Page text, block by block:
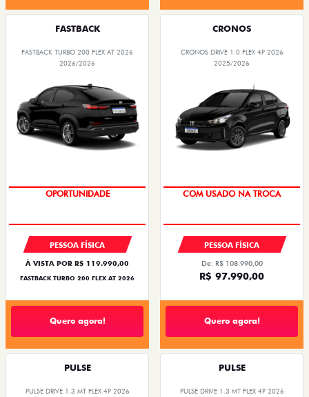
FASTBACK
FASTBACK TURBO 200 FLEX AT 2026
2026/2026
OPORTUNIDADE
PESSOA FÍSICA
À VISTA POR R$ 119.990,00
FASTBACK TURBO 200 FLEX AT 2026
Quero agora!
CRONOS
CRONOS DRIVE 1.0 FLEX 4P 2026
2025/2026
SUPER DESCONTO
PESSOA FÍSICA
De: R$ 108.990,00
R$ 97.990,00
Quero agora!
PULSE
PULSE DRIVE 1.3 MT FLEX 4P 2026
PULSE
PULSE DRIVE 1.3 MT FLEX 4P 2026